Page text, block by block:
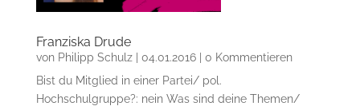
Franziska Drude
von Philipp Schulz| 04.01.2016| 0 Kommentieren
Bist du Mitglied in einer Partei/ pol.
Hochschulgruppe?: nein Was sind deine Themen/